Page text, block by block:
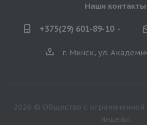
Наши контакты
+375(29) 601-89-10
г. Минск, ул.
2026 © Общество с ограниченной
"Яндейл".